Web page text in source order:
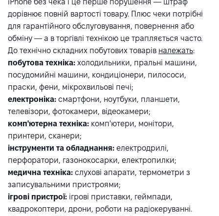
дорівнює повній вартості товару. Плюс чеки потрібні
для гарантійного обслуговування, повернення або
обміну — а в торгівлі технікою це трапляється часто.
До технічно складних побутових товарів належать:
побутова техніка: холодильники, пральні машини,
посудомийні машини, кондиціонери, пилососи,
праски, фени, мікрохвильові печі;
електроніка: смартфони, ноутбуки, планшети,
телевізори, фотокамери, відеокамери;
комп'ютерна техніка: комп'ютери, монітори,
принтери, сканери;
інструменти та обладнання: електродрилі,
перфоратори, газонокосарки, електропилки;
медична техніка: слухові апарати, термометри з
записувальними пристроями;
ігрові пристрої: ігрові приставки, геймпади,
квадрокоптери, дрони, роботи на радіокеруванні.